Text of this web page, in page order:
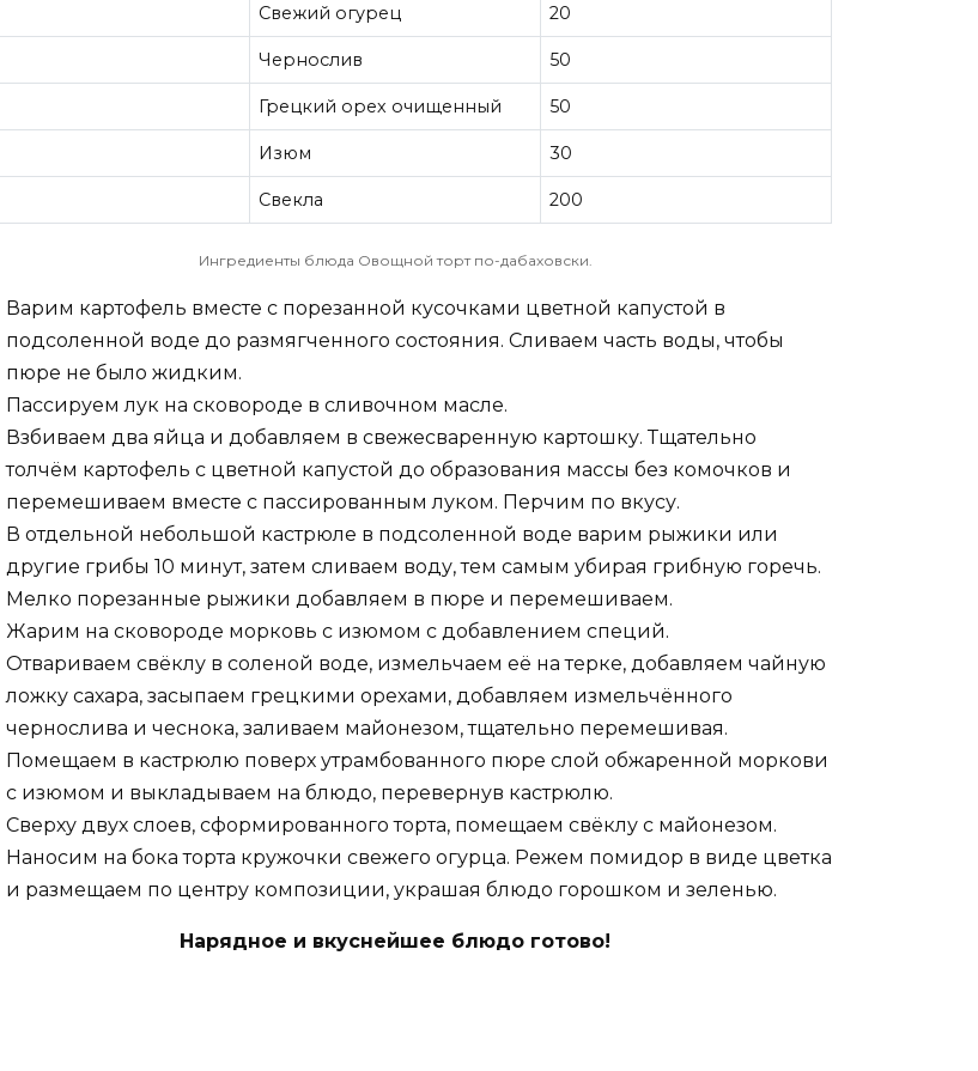
Свежий огурец 20
Чернослив 50
Грецкий орех очищенный 50
Изюм 30
Свекла 200
Ингредиенты блюда Овощной торт по-дабаховски.
Варим картофель вместе с порезанной кусочками цветной капустой в
подсоленной воде до размягченного состояния. Сливаем часть воды, чтобы
пюре не было жидким.
Пассируем лук на сковороде в сливочном масле.
Взбиваем два яйца и добавляем в свежесваренную картошку. Тщательно
толчём картофель с цветной капустой до образования массы без комочков и
перемешиваем вместе с пассированным луком. Перчим по вкусу.
В отдельной небольшой кастрюле в подсоленной воде варим рыжики или
другие грибы 10 минут, затем сливаем воду, тем самым убирая грибную горечь.
Мелко порезанные рыжики добавляем в пюре и перемешиваем.
Жарим на сковороде морковь с изюмом с добавлением специй.
Отвариваем свёклу в соленой воде, измельчаем её на терке, добавляем чайную
ложку сахара, засыпаем грецкими орехами, добавляем измельчённого
чернослива и чеснока, заливаем майонезом, тщательно перемешивая.
Помещаем в кастрюлю поверх утрамбованного пюре слой обжаренной моркови
с изюмом и выкладываем на блюдо, перевернув кастрюлю.
Сверху двух слоев, сформированного торта, помещаем свёклу с майонезом.
Наносим на бока торта кружочки свежего огурца. Режем помидор в виде цветка
и размещаем по центру композиции, украшая блюдо горошком и зеленью.
Нарядное и вкуснейшее блюдо готово!